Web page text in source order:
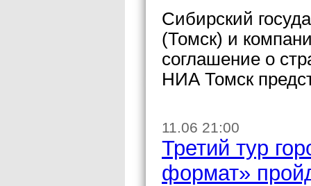
Сибирский
(Томск) и
соглашение о
НИА Томск
11.06 21:00
Третий тур
формат»